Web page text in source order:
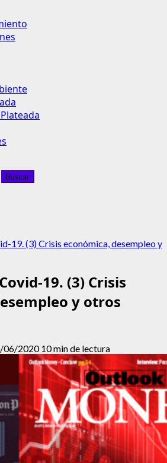
19. (3) Crisis económica, desempleo y
19. (3) Crisis
y otros
06/202010 min de lectura